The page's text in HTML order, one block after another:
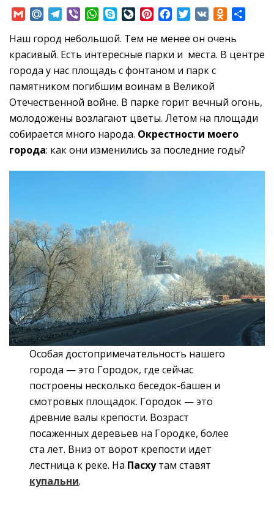
GmailMail.RuTelegram
Viber WhatsApp
SkypeLiveJournal
PinterestFacebookTwitter
VK
Наш город небольшой. Тем не менее он очень
красивый. Есть интересные парки и места. В центре
города у нас площадь с фонтаном и парк с
памятником погибшим воинам в Великой
Отечественной войне. В парке горит вечный огонь,
молодожены возлагают цветы. Летом на площади
собирается много народа. Окрестности моего
города: как они изменились за последние годы?
Особая достопримечательность нашего
города — это Городок, где сейчас
построены несколько беседок-башен и
смотровых площадок. Городок — это
древние валы крепости. Возраст
посаженных деревьев на Городке, более
ста лет. Вниз от ворот крепости идет
лестница к реке. На Пасхутам ставят
купальни.